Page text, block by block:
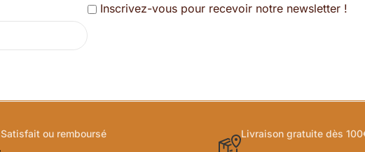
Inscrivez-vous pour recevoir notre newsletter !
Satisfait ou remboursé Livraison gratuite dès